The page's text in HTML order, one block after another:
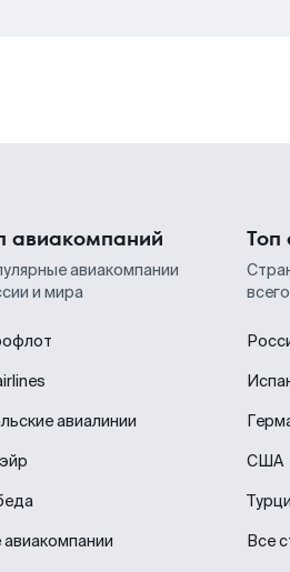
авиакомпаний
авиакомпании
и мира
авиалинии
авиакомпании
Топ
США
Все